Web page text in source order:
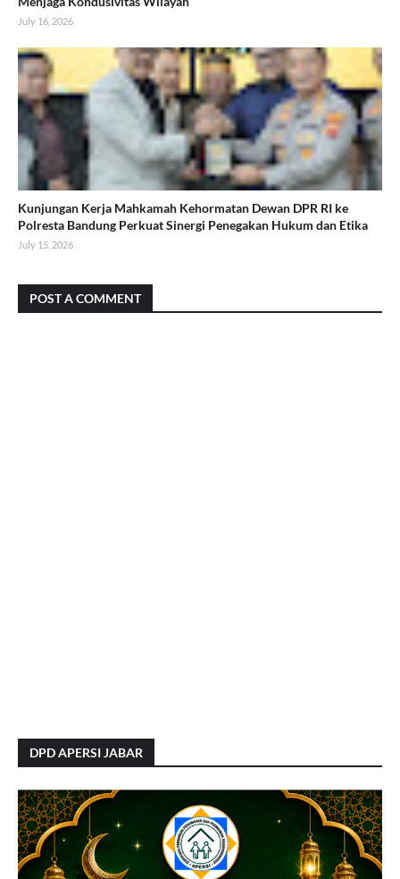
July 16, 2026
Kunjungan Kerja Mahkamah Kehormatan Dewan DPR RI ke
Polresta Bandung Perkuat Sinergi Penegakan Hukum dan Etika
July 15, 2026
POST A COMMENT
DPD APERSI JABAR